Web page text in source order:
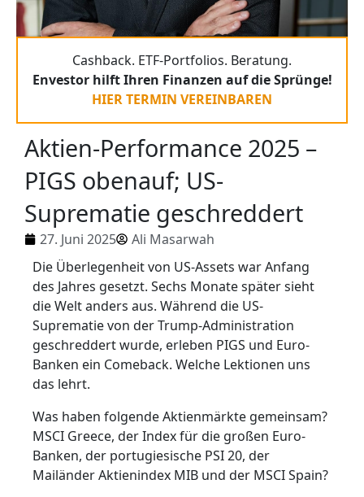
Cashback. ETF-Portfolios. Beratung.
Envestor hilft Ihren Finanzen auf die Sprünge!
HIER TERMIN VEREINBAREN
Aktien-Performance 2025 –
PIGS obenauf; US-
Suprematie geschreddert
27. Juni 2025
Ali Masarwah
Die Überlegenheit von US-Assets war Anfang
des Jahres gesetzt. Sechs Monate später sieht
die Welt anders aus. Während die US-
Suprematie von der Trump-Administration
geschreddert wurde, erleben PIGS und Euro-
Banken ein Comeback. Welche Lektionen uns
das lehrt.
Was haben folgende Aktienmärkte gemeinsam?
MSCI Greece, der Index für die großen Euro-
Banken, der portugiesische PSI 20, der
Mailänder Aktienindex MIB und der MSCI Spain?